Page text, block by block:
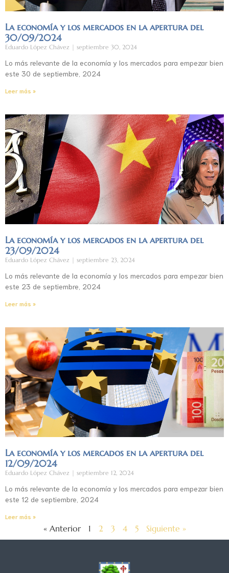
La economía y los mercados en la apertura del
30/09/2024
Eduardo López Chávez septiembre 30, 2024
Lo más relevante de la economía y los mercados para empezar bien
este 30 de septiembre, 2024
Leer más »
La economía y los mercados en la apertura del
23/09/2024
Eduardo López Chávez septiembre 23, 2024
Lo más relevante de la economía y los mercados para empezar bien
este 23 de septiembre, 2024
Leer más »
La economía y los mercados en la apertura del
12/09/2024
Eduardo López Chávez septiembre 12, 2024
Lo más relevante de la economía y los mercados para empezar bien
este 12 de septiembre, 2024
Leer más »
« Anterior 1 2 3 4 5 Siguiente »